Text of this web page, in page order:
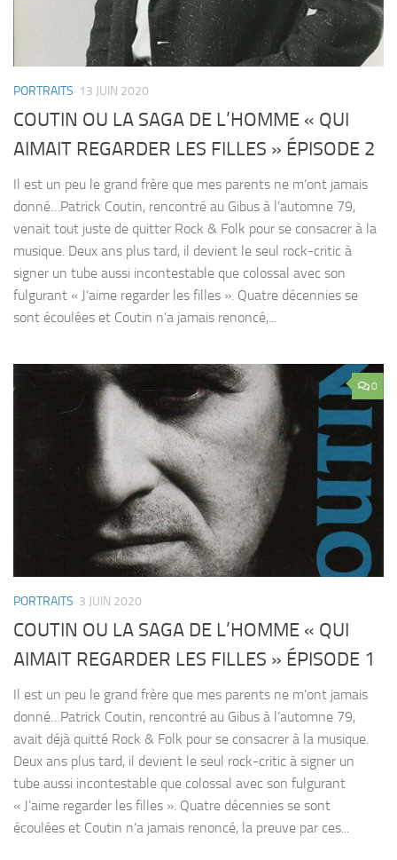
PORTRAITS 13 JUIN 2020
COUTIN OU LA SAGA DE L’HOMME « QUI
AIMAIT REGARDER LES FILLES » ÉPISODE 2
Il est un peu le grand frère que mes parents ne m’ont jamais
donné…Patrick Coutin, rencontré au Gibus à l’automne 79,
venait tout juste de quitter Rock & Folk pour se consacrer à la
musique. Deux ans plus tard, il devient le seul rock-critic à
signer un tube aussi incontestable que colossal avec son
fulgurant « J’aime regarder les filles ». Quatre décennies se
sont écoulées et Coutin n’a jamais renoncé,...
0
PORTRAITS 3 JUIN 2020
COUTIN OU LA SAGA DE L’HOMME « QUI
AIMAIT REGARDER LES FILLES » ÉPISODE 1
Il est un peu le grand frère que mes parents ne m’ont jamais
donné…Patrick Coutin, rencontré au Gibus à l’automne 79,
avait déjà quitté Rock & Folk pour se consacrer à la musique.
Deux ans plus tard, il devient le seul rock-critic à signer un
tube aussi incontestable que colossal avec son fulgurant
« J’aime regarder les filles ». Quatre décennies se sont
écoulées et Coutin n’a jamais renoncé, la preuve par ces...